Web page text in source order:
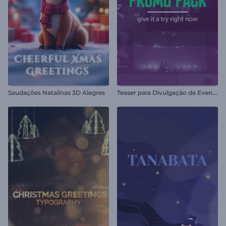
Saudações Natalinas 3D Alegres T
easer para Divulgação de Eventos